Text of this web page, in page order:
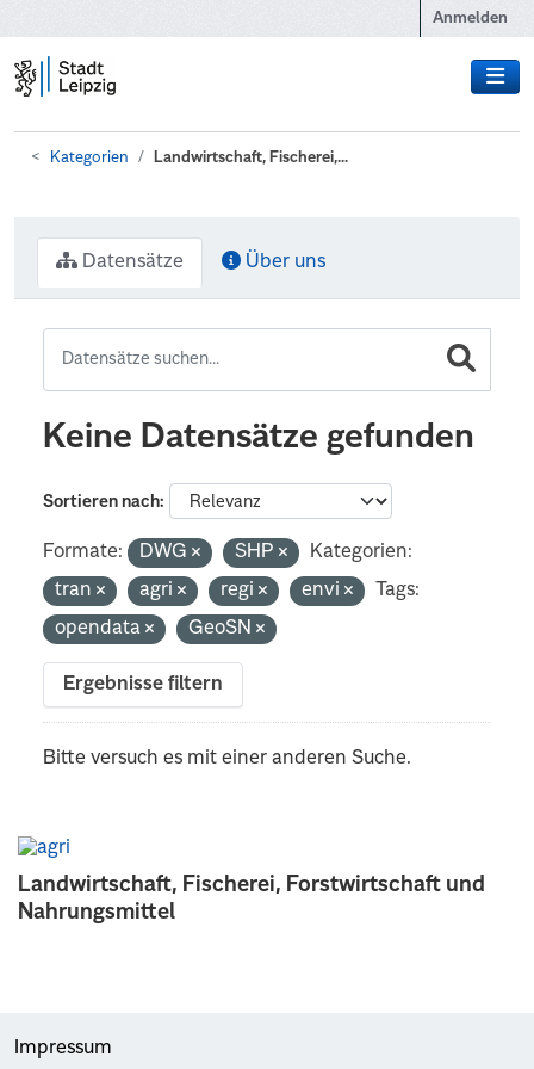
Anmelden
Kategorien Landwirtschaft, Fischerei,...
Landwirtschaft, Fischerei, Forstwirtschaft und
Nahrungsmittel
Datensätze Über uns
Keine Datensätze gefunden
Sortieren nach
Formate: DWG SHP
Kategorien:
tran
agri regi envi
Tags:
opendata
GeoSN
Ergebnisse filtern
Bitte versuch es mit einer anderen Suche.
Impressum